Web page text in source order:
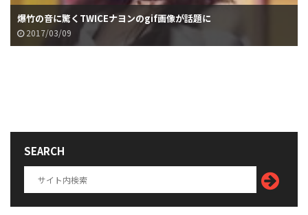
爆竹の音に驚くTWICEナヨンのgif画像が話題に
2017/03/09
SEARCH